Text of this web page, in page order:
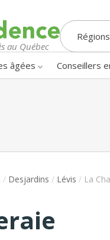
au Québec
Régions
âgées Conseillers
/ Desjardins / Lévis / La